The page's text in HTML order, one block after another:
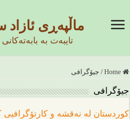
ماڵپەڕی ئازاد
تایبەت بە
Home
/ جیۆگرافی
جیۆگرافی
کوردستان لە نەقشە و کارتۆگرافیی